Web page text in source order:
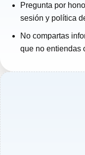
Pregunta por
sesión y política
No compartas
que no entiendas